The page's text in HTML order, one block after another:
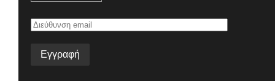
Διεύθυνση